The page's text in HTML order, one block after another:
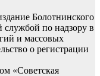
Болотнинского
службой по надзору в
и массовых
о регистрации
«Советская